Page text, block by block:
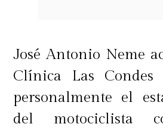
José Antonio Neme
Clínica Las Condes
personalmente el
del motociclista